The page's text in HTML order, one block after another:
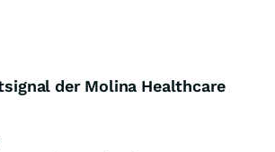
der Molina Healthcare